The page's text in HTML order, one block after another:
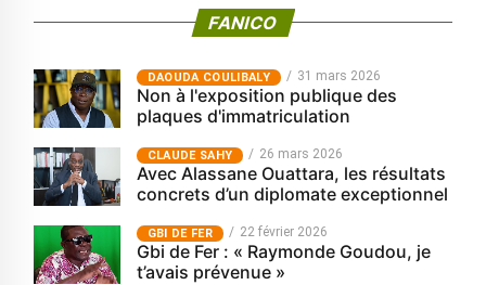
FANICO
‎DAOUDA COULIBALY 31 mars 2026
Non à l'exposition publique des
plaques d'immatriculation
CLAUDE SAHY 26 mars 2026
Avec Alassane Ouattara, les résultats
concrets d’un diplomate exceptionnel
GBI DE FER 22 février 2026
Gbi de Fer : « Raymonde Goudou, je
t’avais prévenue »